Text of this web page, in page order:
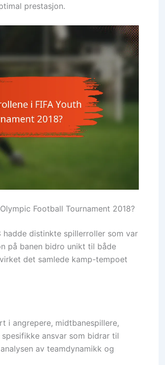
prestasjon.
Football Tournament 2018?
hadde distinkte spillerroller som var
på banen bidro unikt til både
det samlede kamp-tempoet
i angrepere, midtbanespillere,
ansvar som bidrar til
av teamdynamikk og